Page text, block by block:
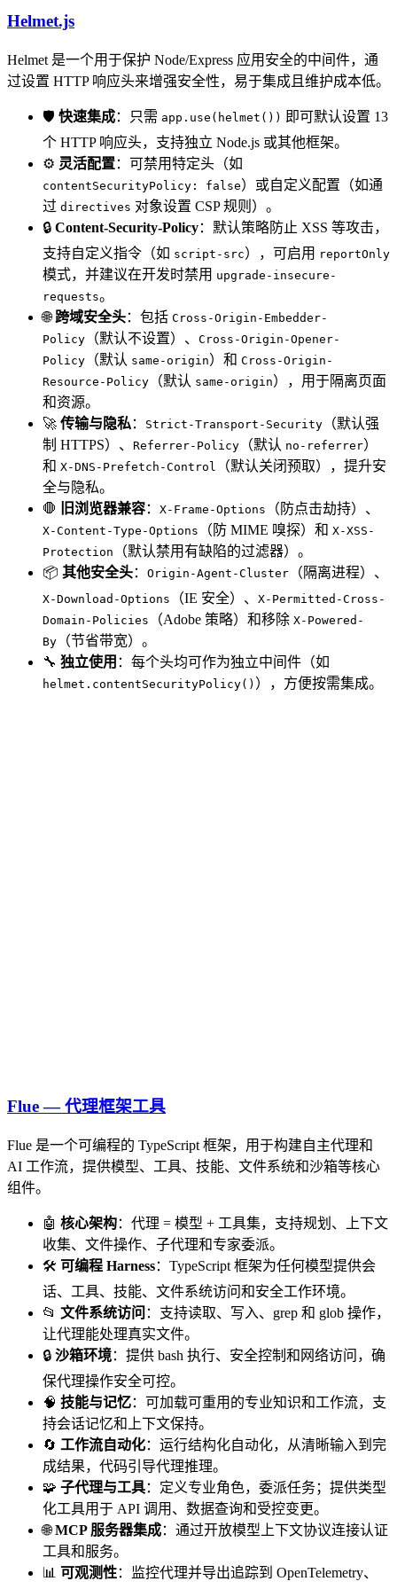
Helmet.js
Helmet 是一个用于保护 Node/Express 应用安全的中间件，通
过设置 HTTP 响应头来增强安全性，易于集成且维护成本低。
🛡️ 快速集成：只需 app.use(helmet())
即可默认设置 13
个 HTTP 响应头，支持独立 Node.js 或其他框架。
⚙️ 灵活配置：可禁用特定头（如
contentSecurityPolicy: false）或自定义配置（如通
过 directives 对象设置 CSP 规则）。
🔒 Content-Security-Policy：默认策略防止 XSS 等攻击，
支持自定义指令（如 script-src），可启用 reportOnly
模式，并建议在开发时禁用 upgrade-insecure-
requests。
🌐跨域安全头：包括 Cross-Origin-Embedder-
Policy （默认不设置）、 Cross-Origin-Opener-
Policy （默认 same-origin）和 Cross-Origin-
Resource-Policy （默认 same-origin），用于隔离页面
和资源。
🚀 传输与隐私： Strict-Transport-Security （默认强
制 HTTPS）、 Referrer-Policy （默认 no-referrer）
和 X-DNS-Prefetch-Control
（默认关闭预取），提升安
全与隐私。
🛑
旧浏览器兼容： X-Frame-Options （防点击劫持）、
X-Content-Type-Options （防 MIME 嗅探）和 X-XSS-
Protection
（默认禁用有缺陷的过滤器）。
📦 其他安全头： Origin-Agent-Cluster （隔离进程）、
X-Download-Options （IE 安全）、 X-Permitted-Cross-
Domain-Policies
（Adobe 策略）和移除 X-Powered-
By （节省带宽）。
🔧 独立使用 ：每个头均可作为独立中间件（如
helmet.contentSecurityPolicy() ），方便按需集成。
Flue — 代理框架工具
Flue 是一个可编程的 TypeScript 框架，用于构建自主代理和
AI 工作流，提供模型、工具、技能、文件系统和沙箱等核心
组件。
🤖 核心架构：代理 = 模型 + 工具集，支持规划、上下文
收集、文件操作、子代理和专家委派。
🛠️ 可编程 Harness：TypeScript 框架为任何模型提供会
话、工具、技能、文件系统访问和安全工作环境。
📂 文件系统访问 ：支持读取、写入、grep 和 glob 操作，
让代理能处理真实文件。
🔒 沙箱环境：提供 bash 执行、安全控制和网络访问，确
保代理操作安全可控。
🧠 技能与记忆：可加载可重用的专业知识和工作流，支
持会话记忆和上下文保持。
🔄 工作流自动化：运行结构化自动化，从清晰输入到完
成结果，代码引导代理推理。
🧩 子代理与工具：定义专业角色，委派任务；提供类型
化工具用于 API 调用、数据查询和受控变更。
🌐MCP 服务器集成：通过开放模型上下文协议连接认证
工具和服务。
📊 可观测性：监控代理并导出追踪到 OpenTelemetry、